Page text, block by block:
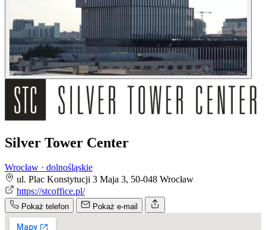
Silver Tower Center
Wrocław · dolnośląskie
ul. Plac Konstytucji 3 Maja 3, 50-048 Wrocław
https://stcoffice.pl/
Pokaż telefon Pokaż e-mail